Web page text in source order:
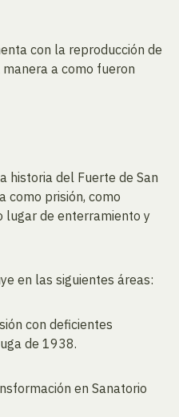
con la reproducción de
a como fueron
historia del Fuerte de San
como prisión, como
lugar de enterramiento y
en las siguientes áreas:
con deficientes
de 1938.
en Sanatorio